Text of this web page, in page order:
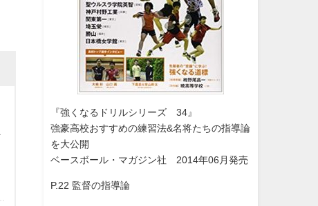
『強くなるドリルシリーズ 34』
強豪高校おすすめの練習法&名将たちの指導論
を大公開
ベースボール・マガジン社 2014年06月発売
P.22 監督の指導論